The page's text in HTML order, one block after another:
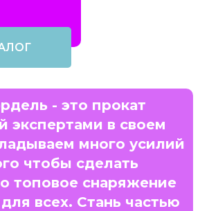
- это прокат
экспертами в своем
много усилий
чтобы сделать
топовое снаряжение
всех. Стань частью